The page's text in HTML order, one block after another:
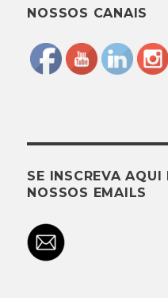
NOSSOS CANAIS
SE INSCREVA AQUI
NOSSOS EMAILS